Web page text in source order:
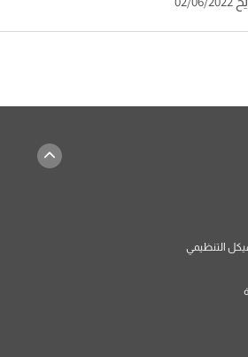
التنظيمي